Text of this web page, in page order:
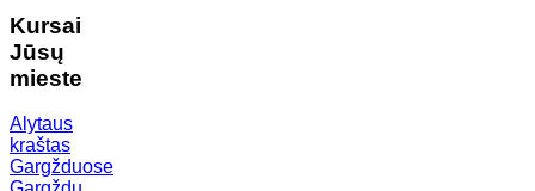
Kursai
Jūsų
mieste
Alytaus
kraštas
Gargžduose